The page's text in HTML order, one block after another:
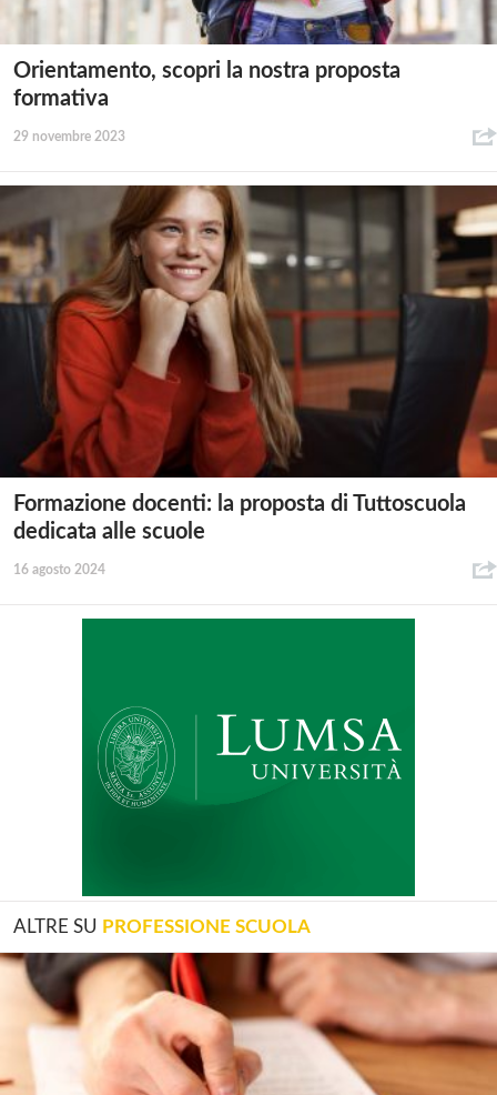
Orientamento, scopri la nostra proposta
formativa
29 novembre 2023
Formazione docenti: la proposta di Tuttoscuola
dedicata alle scuole
16 agosto 2024
ALTRE SU PROFESSIONE SCUOLA